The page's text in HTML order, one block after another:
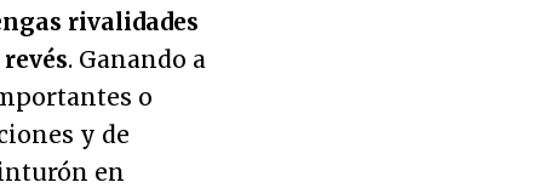
rivalidades
. Ganando a
o
y de
en